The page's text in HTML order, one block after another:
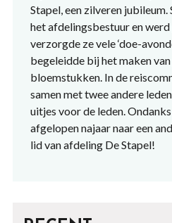
Stapel, een zilveren jubileum.
het afdelingsbestuur en
verzorgde ze vele ‘doe-
begeleidde bij het maken
bloemstukken. In de
samen met twee andere
uitjes voor de leden.
afgelopen najaar naar een
lid van afdeling De Stapel!